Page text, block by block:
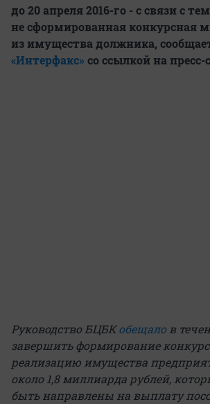
до 20 апреля 2016-го - с связи с
не сформированная конкурсная
из имущества должника,
«Интерфакс» со ссылкой на
Руководство БЦБКобещалов
завершить формирование
реализацию имущества
около 1,8 миллиарда рублей,
быть направлены на выплату